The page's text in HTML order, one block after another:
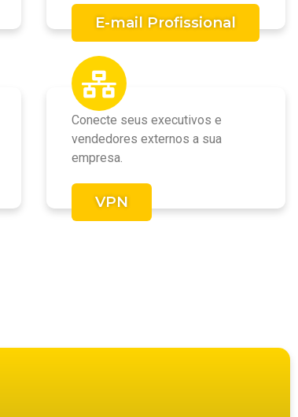
E-mail Profissional
Conecte seus executivos e
vendedores externos a sua
empresa.
VPN